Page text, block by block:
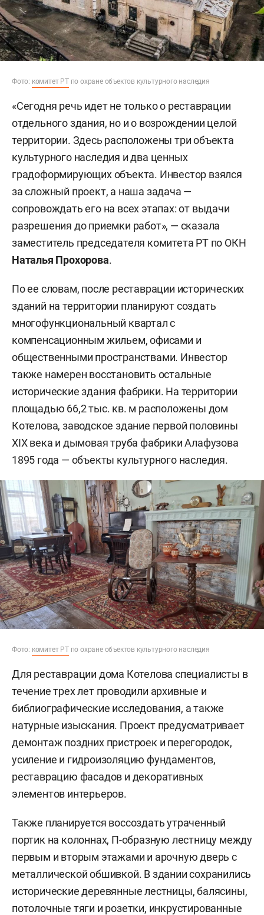
Фото: комитет РТпо охране объектов культурного наследия
«Сегодня речь идет не только о реставрации
отдельного здания, но и о возрождении целой
территории. Здесь расположены три объекта
культурного наследия и два ценных
градоформирующих объекта. Инвестор взялся
за сложный проект, а наша задача —
сопровождать его на всех этапах: от выдачи
разрешения до приемки работ», — сказала
заместитель председателя комитета РТ по ОКН
Наталья Прохорова.
По ее словам, после реставрации исторических
зданий на территории планируют создать
многофункциональный квартал с
компенсационным жильем, офисами и
общественными пространствами. Инвестор
также намерен восстановить остальные
исторические здания фабрики. На территории
площадью 66,2 тыс. кв. м расположены дом
Котелова, заводское здание первой половины
XIX века и дымовая труба фабрики Алафузова
1895 года — объекты культурного наследия.
Фото: комитет РТпо охране объектов культурного наследия
Для реставрации дома Котелова специалисты в
течение трех лет проводили архивные и
библиографические исследования, а также
натурные изыскания. Проект предусматривает
демонтаж поздних пристроек и перегородок,
усиление и гидроизоляцию фундаментов,
реставрацию фасадов и декоративных
элементов интерьеров.
Также планируется воссоздать утраченный
портик на колоннах, П-образную лестницу между
первым и вторым этажами и арочную дверь с
металлической обшивкой. В здании сохранились
исторические деревянные лестницы, балясины,
потолочные тяги и розетки, инкрустированные